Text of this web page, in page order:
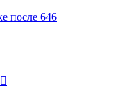
после 646